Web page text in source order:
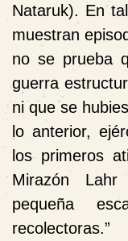
Nataruk). En
muestran
no se prueba
guerra
ni que se
lo anterior,
los primeros
Mirazón
pequeña
recolectoras.”